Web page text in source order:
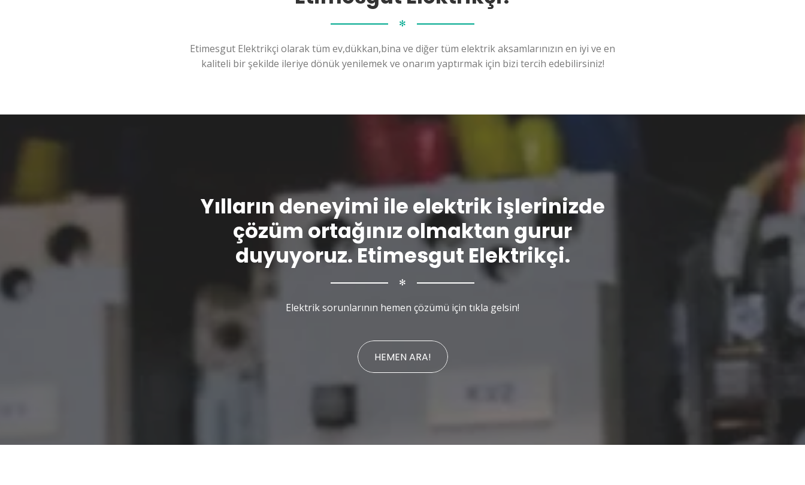
✻
Etimesgut Elektrikçi olarak tüm ev,dükkan,bina ve diğer tüm elektrik aksamlarınızın en iyi ve en
kaliteli bir şekilde ileriye dönük yenilemek ve onarım yaptırmak için bizi tercih edebilirsiniz!
Yılların deneyimi ile elektrik işlerinizde
çözüm ortağınız olmaktan gurur
duyuyoruz. Etimesgut Elektrikçi.
✻
Elektrik sorunlarının hemen çözümü için tıkla gelsin!
HEMEN ARA!